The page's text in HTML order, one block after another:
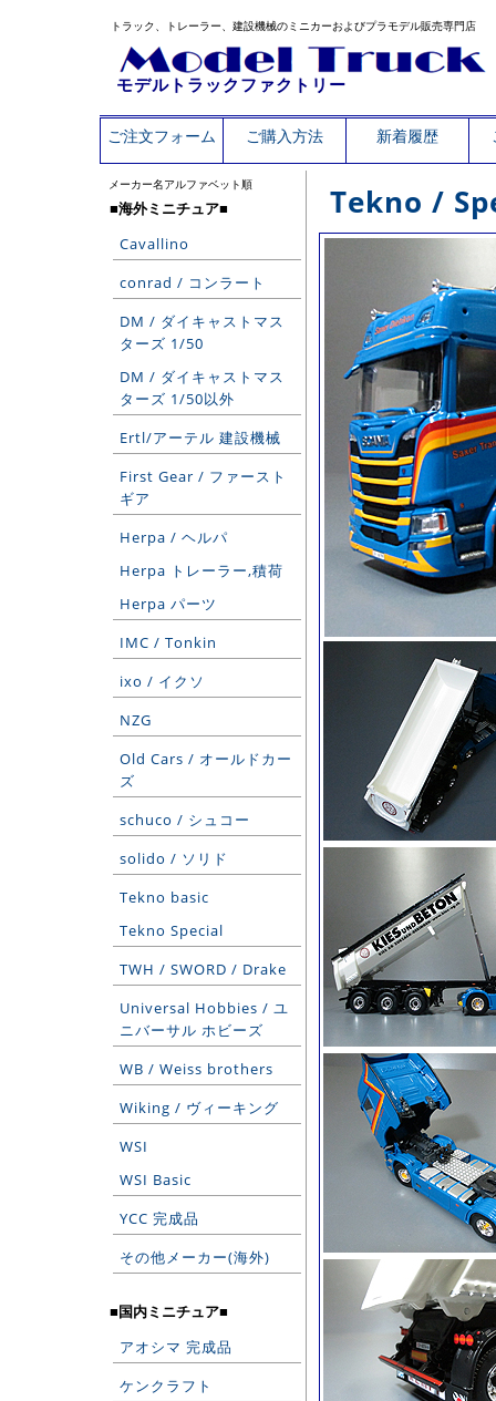
トラック、トレーラー、建設機械のミニカーおよびプラモデル販売専門店
モデルトラックファクトリー
ご注文フォーム ご購入方法 新着履歴
メーカー名アルファベット順
■海外ミニチュア■
Cavallino
conrad / コンラート
DM / ダイキャストマス
ターズ 1/50
DM / ダイキャストマス
ターズ 1/50以外
Ertl/アーテル 建設機械
First Gear / ファースト
ギア
Herpa / ヘルパ
Herpa トレーラー,積荷
Herpa パーツ
IMC / Tonkin
ixo / イクソ
NZG
Old Cars / オールドカー
ズ
schuco / シュコー
solido / ソリド
Tekno basic
Tekno Special
TWH / SWORD / Drake
Universal Hobbies / ユ
ニバーサル ホビーズ
WB / Weiss brothers
Wiking / ヴィーキング
WSI
WSI Basic
YCC 完成品
その他メーカー(海外)
■国内ミニチュア■
アオシマ 完成品
ケンクラフト
Tekno /